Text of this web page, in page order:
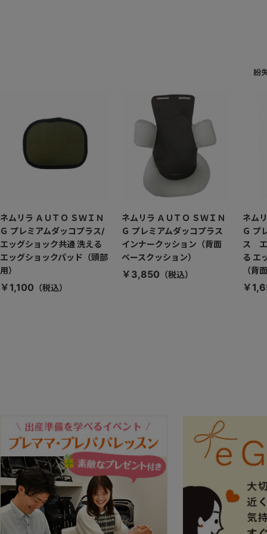
紛
ネムリラ ＡＵＴＯ ＳＷＩＮ
Ｇ プレミアムダッコプラス/
エッグショック共通 洗える
エッグショックパッド（頭部
用）
￥1,100
ネムリラ ＡＵＴＯ ＳＷＩＮ
Ｇ プレミアムダッコプラス
インナークッション（背面
ベースクッション）
￥3,850
ネム
Ｇ プ
ス
る エ
（背
￥